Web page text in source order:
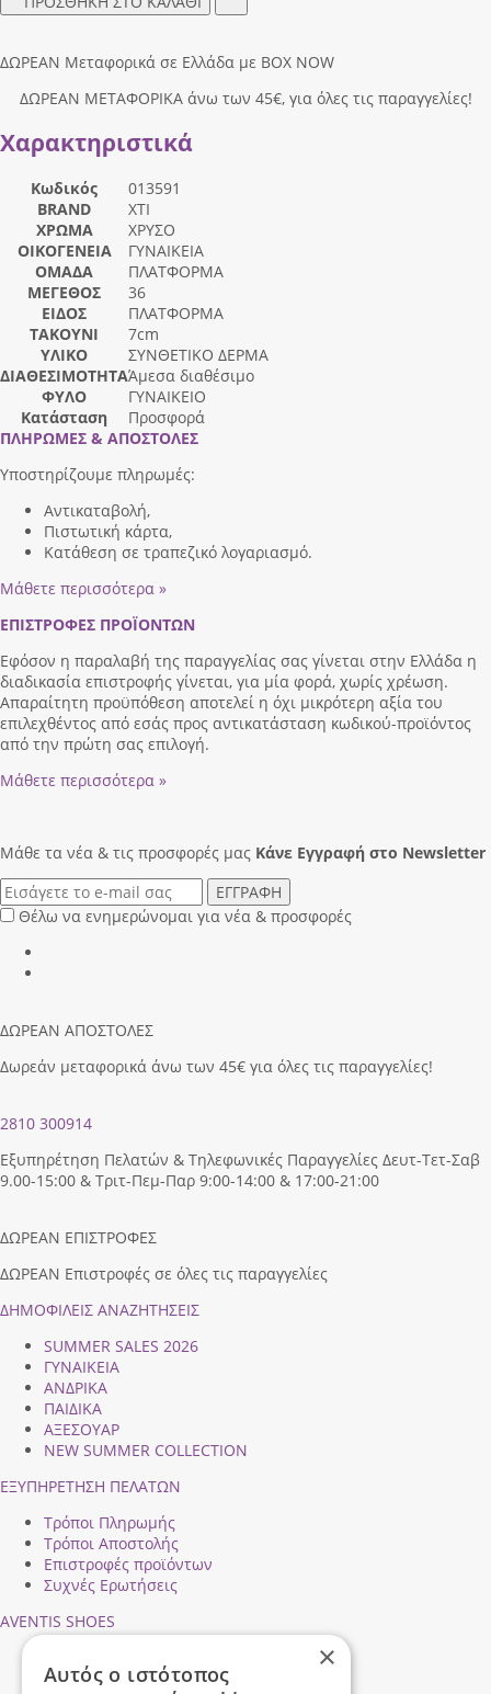
ΔΩΡΕΑΝ Μεταφορικά σε Ελλάδα με BOX NOW
ΔΩΡΕΑΝ ΜΕΤΑΦΟΡΙΚΑ άνω των 45€, για όλες τις παραγγελίες!
Χαρακτηριστικά
Κωδικός
013591
BRAND
XTI
ΧΡΩΜΑ
ΧΡΥΣΟ
ΟΙΚΟΓΕΝΕΙΑ
ΓΥΝΑΙΚΕΙΑ
ΟΜΑΔΑ
ΠΛΑΤΦΟΡΜΑ
ΜΕΓΕΘΟΣ
36
ΕΙΔΟΣ
ΠΛΑΤΦΟΡΜΑ
ΤΑΚΟΥΝΙ
7cm
ΥΛΙΚΟ
ΣΥΝΘΕΤΙΚΟ ΔΕΡΜΑ
ΔΙΑΘΕΣΙΜΟΤΗΤΑΆμεσα διαθέσιμο
ΦΥΛΟ
ΓΥΝΑΙΚΕΙΟ
Κατάσταση
Προσφορά
ΠΛΗΡΩΜΕΣ & ΑΠΟΣΤΟΛΕΣ
Υποστηρίζουμε πληρωμές:
Αντικαταβολή,
Πιστωτική κάρτα,
Κατάθεση σε τραπεζικό λογαριασμό.
Μάθετε περισσότερα »
ΕΠΙΣΤΡΟΦΕΣ ΠΡΟΪΟΝΤΩΝ
Εφόσον η παραλαβή της παραγγελίας σας γίνεται στην Ελλάδα η
διαδικασία επιστροφής γίνεται, για μία φορά, χωρίς χρέωση.
Απαραίτητη προϋπόθεση αποτελεί η όχι μικρότερη αξία του
επιλεχθέντος από εσάς προς αντικατάσταση κωδικού-προϊόντος
από την πρώτη σας επιλογή.
Μάθετε περισσότερα »
Μάθε τα νέα & τις προσφορές μας Κάνε Eγγραφή στο Newsletter
ΕΓΓΡΑΦΗ
Θέλω να ενημερώνομαι για νέα & προσφορές
ΔΩΡΕΑΝ ΑΠΟΣΤΟΛΕΣ
Δωρεάν μεταφορικά άνω των 45€ για όλες τις παραγγελίες!
2810 300914
Εξυπηρέτηση Πελατών & Τηλεφωνικές Παραγγελίες Δευτ-Τετ-Σαβ
9.00-15:00 & Τριτ-Πεμ-Παρ 9:00-14:00 & 17:00-21:00
ΔΩΡΕΑΝ ΕΠΙΣΤΡΟΦΕΣ
ΔΩΡΕΑΝ Επιστροφές σε όλες τις παραγγελίες
ΔΗΜΟΦΙΛEIΣ ΑΝΑΖΗΤΗΣΕΙΣ
SUMMER SALES 2026
ΓΥΝΑΙΚΕΙΑ
ΑΝΔΡΙΚΑ
ΠΑΙΔΙΚΑ
ΑΞΕΣΟΥΑΡ
NEW SUMMER COLLECTION
ΕΞΥΠΗΡΕΤΗΣΗ ΠΕΛΑΤΩΝ
Τρόποι Πληρωμής
Τρόποι Αποστολής
Επιστροφές προϊόντων
Συχνές Ερωτήσεις
AVENTIS SHOES
Ασφάλεια Συναλλαγών
×
Αυτός ο ιστότοπος